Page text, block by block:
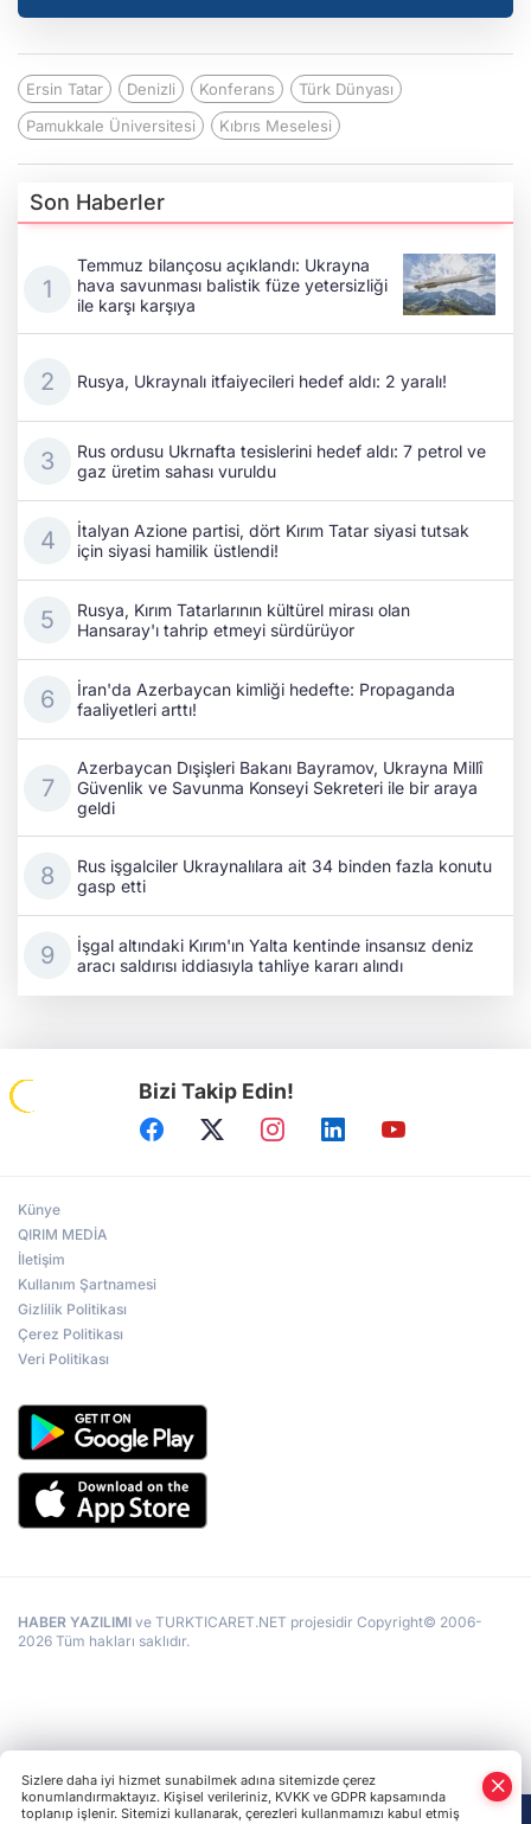
Ersin Tatar Denizli Konferans
Türk Dünyası
Pamukkale Üniversitesi
Kıbrıs Meselesi
Son Haberler
Temmuz bilançosu açıklandı: Ukrayna
hava savunması balistik füze yetersizliği
ile karşı karşıya
Rusya, Ukraynalı itfaiyecileri hedef aldı: 2 yaralı!
Rus ordusu Ukrnafta tesislerini hedef aldı: 7 petrol ve
gaz üretim sahası vuruldu
İtalyan Azione partisi, dört Kırım Tatar siyasi tutsak
için siyasi hamilik üstlendi!
Rusya, Kırım Tatarlarının kültürel mirası olan
Hansaray'ı tahrip etmeyi sürdürüyor
İran'da Azerbaycan kimliği hedefte: Propaganda
faaliyetleri arttı!
Azerbaycan Dışişleri Bakanı Bayramov, Ukrayna Millî
Güvenlik ve Savunma Konseyi Sekreteri ile bir araya
geldi
Rus işgalciler Ukraynalılara ait 34 binden fazla konutu
gasp etti
İşgal altındaki Kırım'ın Yalta kentinde insansız deniz
aracı saldırısı iddiasıyla tahliye kararı alındı
Bizi Takip Edin!
Künye
QIRIM MEDİA
İletişim
Kullanım Şartnamesi
Gizlilik Politikası
Çerez Politikası
Veri Politikası
HABER YAZILIMI ve TURKTICARET.NET projesidir Copyright© 2006-
2026 Tüm hakları saklıdır.
Sizlere daha iyi hizmet sunabilmek adına sitemizde çerez
konumlandırmaktayız. Kişisel verileriniz, KVKK ve GDPR kapsamında
toplanıp işlenir. Sitemizi kullanarak, çerezleri kullanmamızı kabul etmiş